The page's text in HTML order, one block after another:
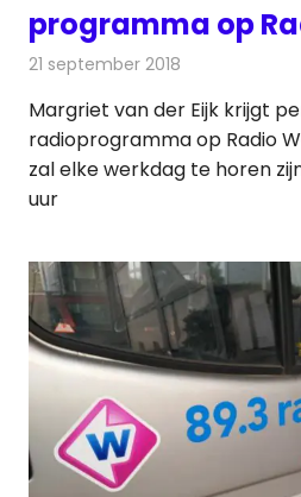
programma op
21 september 2018
Margriet van der Eijk krijgt
radioprogramma op Radio
zal elke werkdag te horen
uur